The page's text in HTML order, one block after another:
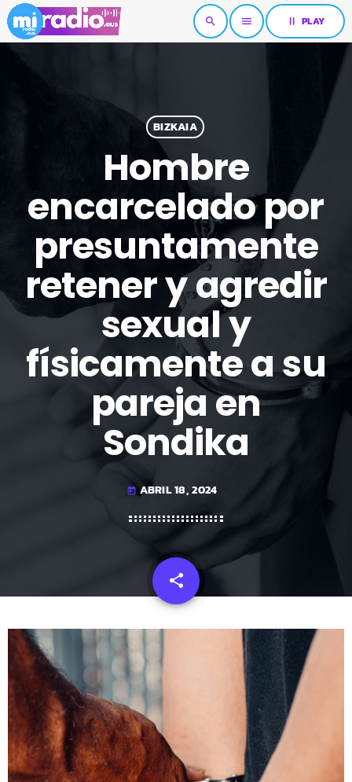
search menu pause PLAY
BIZKAIA
Hombre
encarcelado por
presuntamente
retener y agredir
sexual y
físicamente a su
pareja en
Sondika
today ABRIL 18, 2024
share
email